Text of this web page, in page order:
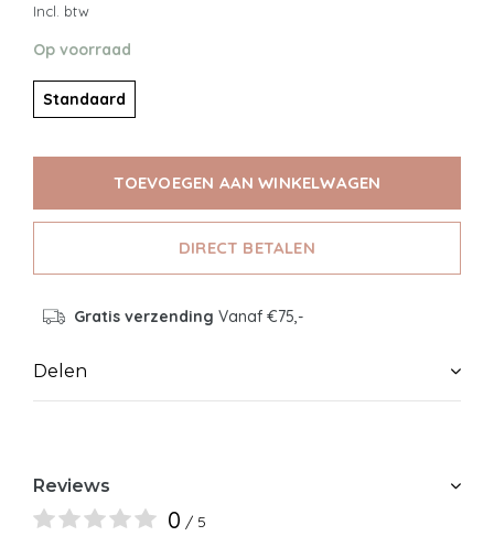
Incl. btw
Op voorraad
Standaard
TOEVOEGEN AAN WINKELWAGEN
DIRECT BETALEN
Gratis verzending Vanaf €75,-
Delen
Reviews
0 / 5